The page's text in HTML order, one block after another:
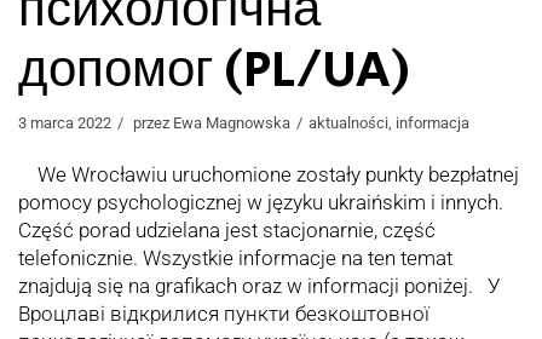
допомог (PL/UA)
3 marca 2022 przez Ewa Magnowska aktualności informacja
We Wrocławiu uruchomione zostały punkty bezpłatnej
pomocy psychologicznej w języku ukraińskim i innych.
Część porad udzielana jest stacjonarnie, część
telefonicznie. Wszystkie informacje na ten temat
znajdują się na grafikach oraz w informacji poniżej. У
Вроцлаві відкрилися пункти безкоштовної